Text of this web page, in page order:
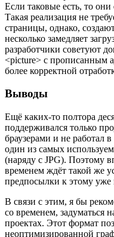
Если таковые есть, то
Такая реализация не
страницы, однако,
несколько замедляет
разработчики советуют
<picture> с прописанным
более корректной
Выводы
Ещё каких-то полтора
поддерживался только
браузерами и не работал
один из самых
(наряду с JPG). Поэтому
временем ждёт такой же
предпосылки к этому уже
В связи с этим, я бы
со временем, задуматься
проектах. Этот формат
неоптимизированной